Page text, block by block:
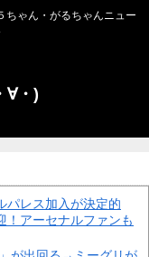
ちゃん・がるちゃんニュー
∀・)
パレス加入が決定的
！アーセナルファンも